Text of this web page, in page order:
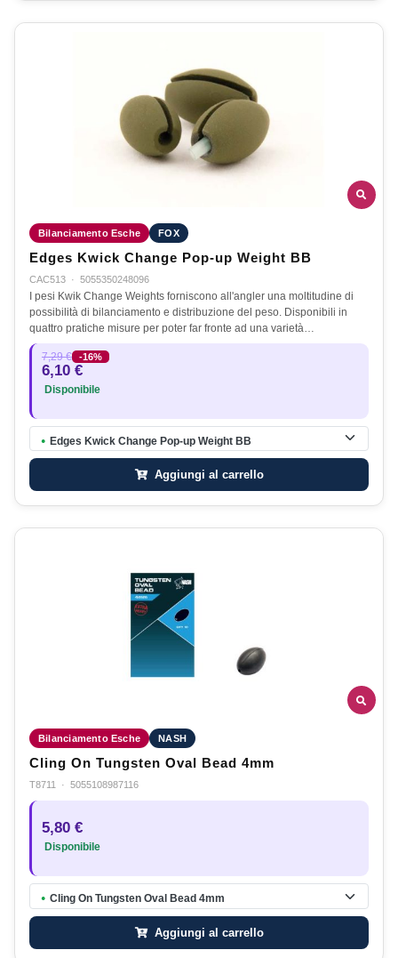
Bilanciamento Esche FOX
Edges Kwick Change Pop-up Weight BB
CAC513 · 5055350248096
I pesi Kwik Change Weights forniscono all'angler una moltitudine di
possibilità di bilanciamento e distribuzione del peso. Disponibili in
quattro pratiche misure per poter far fronte ad una varietà…
7,29 € -16%
6,10 €
Disponibile
● Edges Kwick Change Pop-up Weight BB
Aggiungi al carrello
Bilanciamento Esche NASH
Cling On Tungsten Oval Bead 4mm
T8711 · 5055108987116
5,80 €
Disponibile
● Cling On Tungsten Oval Bead 4mm
Aggiungi al carrello